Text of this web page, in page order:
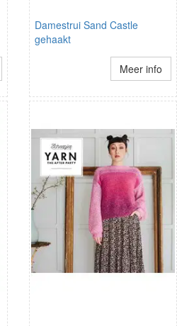
Damestrui Sand Castle
gehaakt
Meer info